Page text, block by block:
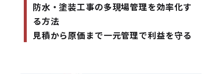
防水・塗装工事の多現場管理を効率化す
る方法
見積から原価まで一元管理で利益を守る